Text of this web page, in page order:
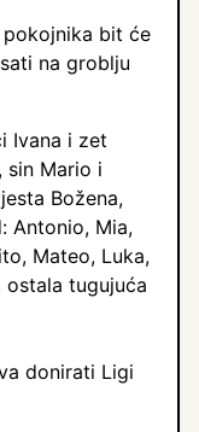
bit će
na groblju
Ivana i zet
sin Mario i
Božena,
Antonio, Mia,
Mateo, Luka,
ostala tugujuća
donirati Ligi